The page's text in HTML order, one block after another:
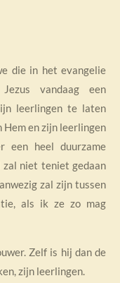
die in het evangelie
vandaag een
leerlingen te laten
Hem en zijn leerlingen
een heel duurzame
zal niet teniet gedaan
zal zijn tussen
als ik ze zo mag
Zelf is hij dan de
zijn leerlingen.